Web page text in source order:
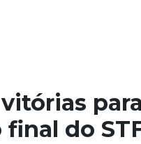
final do